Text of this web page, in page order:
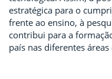
estratégica para o
frente ao ensino, à
contribui para a
país nas diferentes